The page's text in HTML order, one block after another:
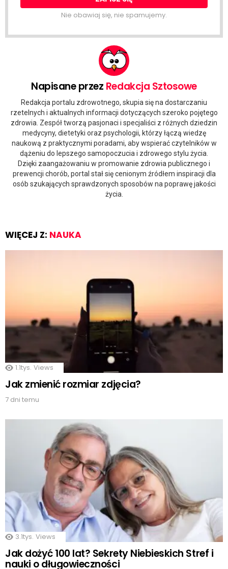
Nie obawiaj się, nie spamujemy.
Napisane przez Redakcja Sztosowe
Redakcja portalu zdrowotnego, skupia się na dostarczaniu
rzetelnych i aktualnych informacji dotyczących szeroko pojętego
zdrowia. Zespół tworzą pasjonaci i specjaliści z różnych dziedzin
medycyny, dietetyki oraz psychologii, którzy łączą wiedzę
naukową z praktycznymi poradami, aby wspierać czytelników w
dążeniu do lepszego samopoczucia i zdrowego stylu życia.
Dzięki zaangażowaniu w promowanie zdrowia publicznego i
prewencji chorób, portal stał się cenionym źródłem inspiracji dla
osób szukających sprawdzonych sposobów na poprawę jakości
życia.
WIĘCEJ Z: NAUKA
1.1tys. Views
Jak zmienić rozmiar zdjęcia?
7 dni temu
3.1tys. Views
Jak dożyć 100 lat? Sekrety Niebieskich Stref i
nauki o długowieczności